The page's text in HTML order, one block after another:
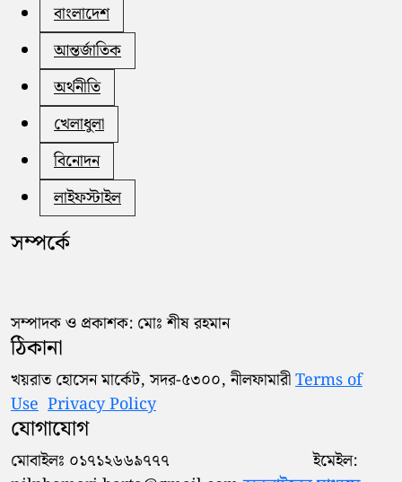
বাংলাদেশ
আন্তর্জাতিক
অর্থনীতি
খেলাধুলা
বিনোদন
লাইফস্টাইল
সম্পর্কে
সম্পাদক ও প্রকাশক: মোঃ শীষ রহমান
ঠিকানা
খয়রাত হোসেন মার্কেট, সদর-৫৩০০, নীলফামারীTerms of
Use Privacy Policy
যোগাযোগ
মোবাইলঃ ০১৭১২৬৬৯৭৭৭ ইমেইল: